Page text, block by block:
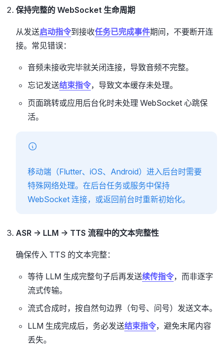
保持完整的 WebSocket 生命周期
从发送启动指令到接收任务已完成事件期间，不要断开连
接。常见错误：
音频未接收完毕就关闭连接，导致音频不完整。
忘记发送结束指令，导致文本缓存未处理。
页面跳转或应用后台化时未处理 WebSocket 心跳保
活。
移动端（Flutter、iOS、Android）进入后台时需要
特殊网络处理。在后台任务或服务中保持
WebSocket 连接，或返回前台时重新初始化。
ASR → LLM → TTS 流程中的文本完整性
确保传入 TTS 的文本完整：
等待 LLM 生成完整句子后再发送续传指令，而非逐字
流式传输。
流式合成时，按自然句边界（句号、问号）发送文本。
LLM 生成完成后，务必发送结束指令，避免末尾内容
丢失。